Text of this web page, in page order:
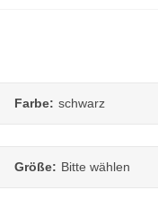
Farbe: schwarz
Größe: Bitte wählen